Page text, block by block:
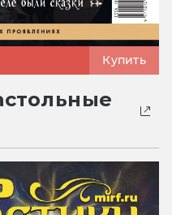
Купить